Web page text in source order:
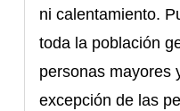
ni calentamiento.
toda la población
personas mayores
excepción de las